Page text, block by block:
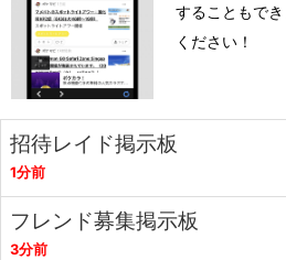
することもで
ください！
招待レイド掲示板
1分前
フレンド募集掲示板
3分前